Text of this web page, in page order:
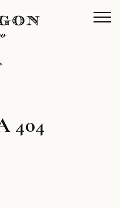
404